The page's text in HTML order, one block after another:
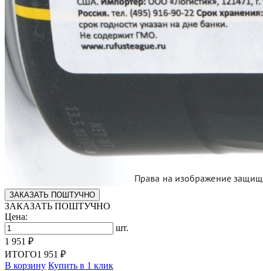
ЗАКАЗАТЬ ПОШТУЧНО
ЗАКАЗАТЬ ПОШТУЧНО
Цена:
шт.
1 951 ₽
ИТОГО1 951 ₽
В корзину Купить в 1 клик